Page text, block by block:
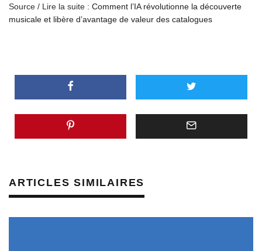
Source / Lire la suite : Comment l’IA révolutionne la découverte
musicale et libère d’avantage de valeur des catalogues
ARTICLES SIMILAIRES